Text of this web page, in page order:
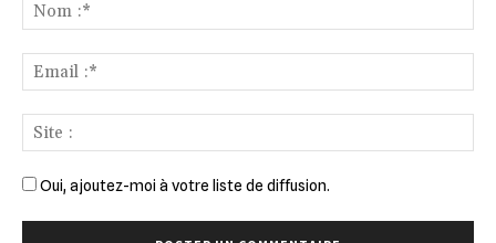
:*
:*
:
Oui, ajoutez-moi à votre liste de diffusion.